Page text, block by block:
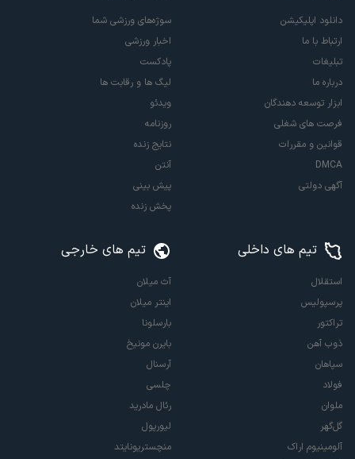
دانلود اپلیکیشن
ارتباط با ما
تبلیغات
درباره ما
ابزار توسعه دهندگان
فرصت های شغلی
قوانین و مقررات
DMCA
آگهی دولتی
سوژه‌های ورزشی شما
اخبار ورزشی
پادکست
لیگ ها و رقابت ها
ویدئو
روزنامه
نتایج زنده
آنتن
پیش بینی
پخش زنده
تیم های داخلی
استقلال
پرسپولیس
تراکتور
ذوب آهن
سپاهان
فولاد
ملوان
گل‌گهر
آلومینیوم اراک
تیم های خارجی
آث میلان
اینتر میلان
بارسلونا
بایرن مونیخ
آرسنال
چلسی
رئال مادرید
لیورپول
منچستریونایتد